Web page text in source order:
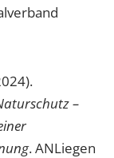
–
. ANLiegen